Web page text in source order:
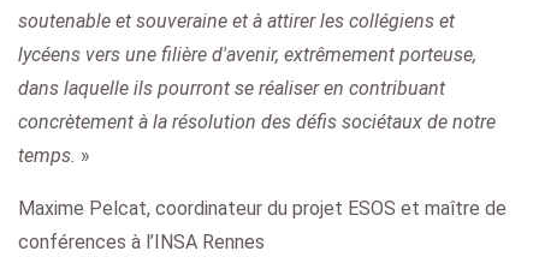
soutenable et souveraine et à attirer les collégiens et
lycéens vers une filière d'avenir, extrêmement porteuse,
dans laquelle ils pourront se réaliser en contribuant
concrètement à la résolution des défis sociétaux de notre
temps. »
Maxime Pelcat, coordinateur du projet ESOS et maître de
conférences à l’INSA Rennes